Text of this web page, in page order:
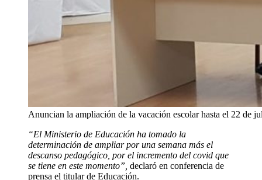
Anuncian la ampliación de la vacación escolar hasta el 22 de
“El Ministerio de Educación ha tomado la
determinación de ampliar por una semana más el
descanso pedagógico, por el incremento del covid que
se tiene en este momento”, declaró en conferencia de
prensa el titular de Educación.